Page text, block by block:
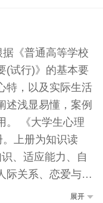
据《普通高等学校
(试行)》的基本要
特，以及实际生活
述浅显易懂，案例
理
上册为知识读
、适应能力、自
际关系、恋爱与性
题行了详细讲解。
展开